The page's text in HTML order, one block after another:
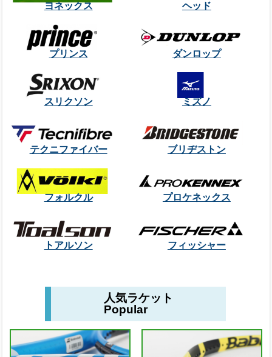
ヨネックス ヘッド
プリンス ダンロップ
スリクソン ミズノ
テクニファイバー ブリヂストン
フォルクル プロケネックス
トアルソン フィッシャー
人気ラケット
Popular